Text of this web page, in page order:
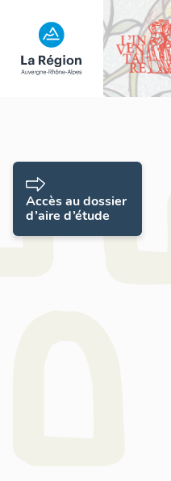
Accès au dossier
d’aire d’étude